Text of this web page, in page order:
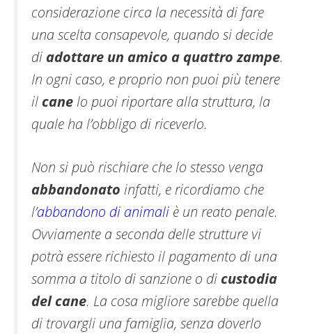
considerazione circa la necessità di fare
una scelta consapevole, quando si decide
di adottare un amico a quattro zampe.
In ogni caso, e proprio non puoi più tenere
il canelo puoi riportare alla struttura, la
quale ha l’obbligo di riceverlo.
Non si può rischiare che lo stesso venga
abbandonato infatti, e ricordiamo che
l’abbandono di animali è un reato penale.
Ovviamente a seconda delle strutture vi
potrà essere richiesto il pagamento di una
somma a titolo di sanzione o di custodia
del cane. La cosa migliore sarebbe quella
di trovargli una famiglia, senza doverlo